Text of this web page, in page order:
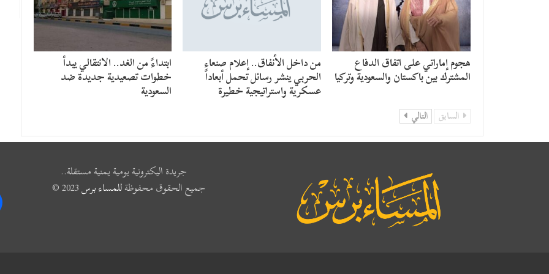
هجوم إماراتي على اتفاق الدفاع
المشترك بين باكستان والسعودية وتركيا
من داخل الأنفاق.. إعلام صنعاء
الحربي ينشر رسائل تحمل أبعاداً
عسكرية واستراتيجية خطيرة
​ابتداءً من الغد.. الانتقالي يبدأ
خطوات تصعيدية جديدة ضد
السعودية
السابق التالي
جريدة اليكترونية يومية يمنية مستقلة..
جميع الحقوق محفوظةللمساء برس